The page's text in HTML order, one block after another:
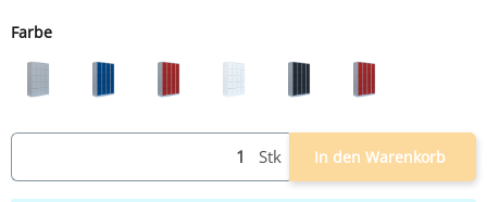
Farbe
Stk In den Warenkorb